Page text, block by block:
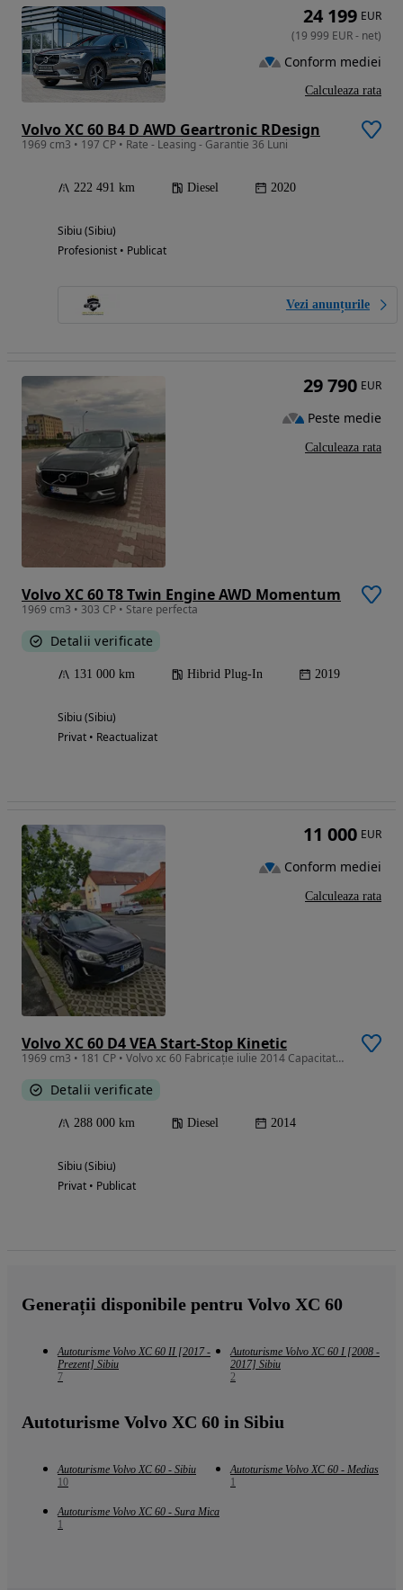
Volvo XC 60 B4 D AWD Geartronic RDesign
1969 cm3 • 197 CP • Rate - Leasing - Garantie 36 Luni
222 491 km Diesel 2020
Sibiu (Sibiu)
Profesionist • Publicat
Vezi anunțurile
24 199 EUR
(19 999 EUR- net)
Conform mediei
Calculeaza rata
Volvo XC 60 T8 Twin Engine AWD Momentum
1969 cm3 • 303 CP • Stare perfecta
Detalii verificate
131 000 km Hibrid Plug-In 2019
Sibiu (Sibiu)
Privat • Reactualizat
29 790 EUR
Peste medie
Calculeaza rata
Volvo XC 60 D4 VEA Start-Stop Kinetic
1969 cm3 • 181 CP • Volvo xc 60 Fabricație iulie 2014 Capacitate 2.0 l, diesel, 181 cai, e
Detalii verificate
288 000 km Diesel 2014
Sibiu (Sibiu)
Privat • Publicat
11 000 EUR
Conform mediei
Calculeaza rata
Generații disponibile pentru Volvo XC 60
Autoturisme Volvo XC 60 II [2017 -
Prezent] Sibiu
7
Autoturisme Volvo XC 60 I [2008 -
2017] Sibiu
2
Autoturisme Volvo XC 60 in Sibiu
Autoturisme Volvo XC 60 - Sibiu
10
Autoturisme Volvo XC 60 - Medias
1
Autoturisme Volvo XC 60 - Sura Mica
1